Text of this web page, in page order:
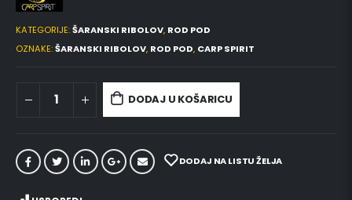
KATEGORIJE:ŠARANSKI RIBOLOV, ROD POD
OZNAKE:ŠARANSKI RIBOLOV, ROD POD, CARP SPIRIT
DODAJ U KOŠARICU
DODAJ NA LISTU ŽELJA